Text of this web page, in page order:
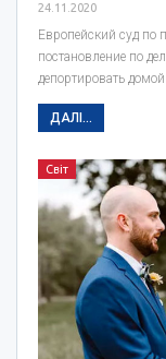
24.11.2020
Европейский суд
постановление по
депортировать
ДАЛІ...
Світ